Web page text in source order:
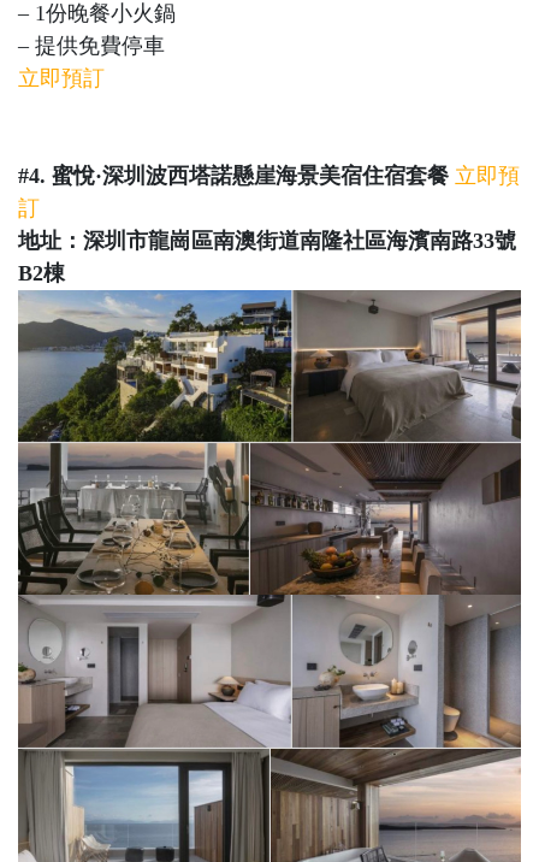
– 1份晚餐小火鍋
– 提供免費停車
立即預訂
#4. 蜜悅·深圳波西塔諾懸崖海景美宿住宿套餐 立即預
訂
地址：深圳市龍崗區南澳街道南隆社區海濱南路33號
B2棟